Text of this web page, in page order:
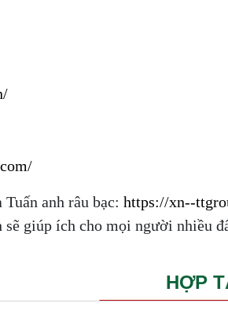
anh râu bạc: https://xn--
sẽ giúp ích cho mọi người nhiều
HỢP